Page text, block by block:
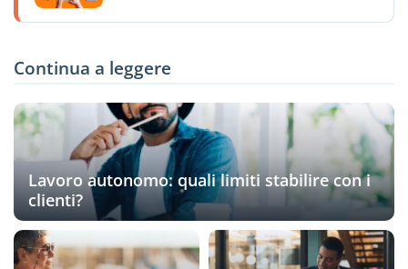
Continua a leggere
Lavoro autonomo: quali limiti stabilire con i
clienti?